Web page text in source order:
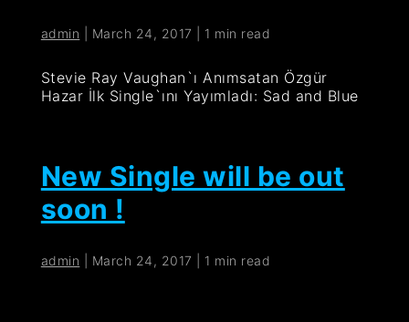
admin March 24, 2017 1 min read
Stevie Ray Vaughan`ı Anımsatan Özgür
Hazar İlk Single`ını Yayımladı: Sad and Blue
New Single will be out
soon !
admin March 24, 2017 1 min read